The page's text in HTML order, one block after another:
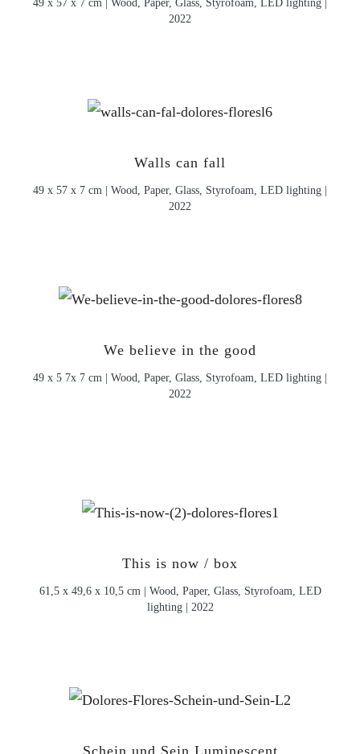
2022
Walls can fall
49 x 57 x 7 cm | Wood, Paper, Glass, Styrofoam, LED lighting |
2022
We believe in the good
49 x 5 7x 7 cm | Wood, Paper, Glass, Styrofoam, LED lighting |
2022
This is now / box
61,5 x 49,6 x 10,5 cm | Wood, Paper, Glass, Styrofoam, LED
lighting | 2022
Schein und Sein Luminescent